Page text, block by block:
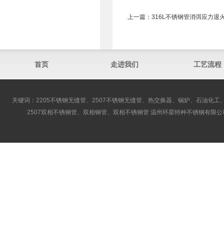
上一篇： 316L不锈钢管消弭应力退
首页 走进我们 工艺流程
关键词：2205不锈钢无缝管、2507不锈钢无缝管、热交换器、锅炉、石油化
2507双相不锈钢管、双相钢管、双相不锈钢管 温州环星特种不锈钢有限